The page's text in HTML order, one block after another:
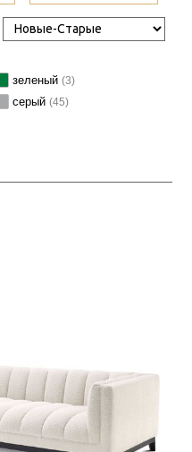
зеленый(3)
серый(45)